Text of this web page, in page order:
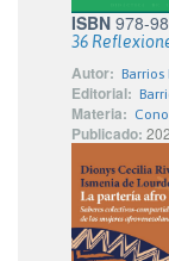
ISBN 978-
36
Autor:
Editorial:
Materia:
Publicado: